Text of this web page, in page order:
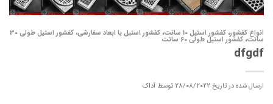
انواع کفشور، کفشور استیل 10 سانت ، کفشور استیل با ابعاد سفارشی، کفشور استیل طولی 30
سانت، کفشور استیل طولی 60 سانت
dfgdf
ارسال شده در تاریخ28/08/2022 توسط آداک